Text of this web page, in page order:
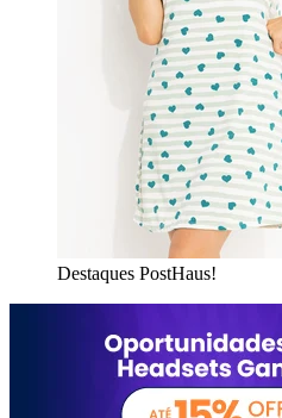
Destaques PostHaus!